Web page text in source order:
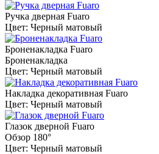
Ручка дверная Fuaro
Цвет: Черный матовый
Броненакладка Fuaro
Броненакладка
Цвет: Черный матовый
Накладка декоративная Fuaro
Цвет: Черный матовый
Глазок дверной Fuaro
Обзор 180°
Цвет: Черный матовый